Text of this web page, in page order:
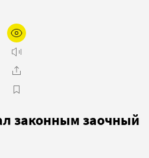
законным заочный